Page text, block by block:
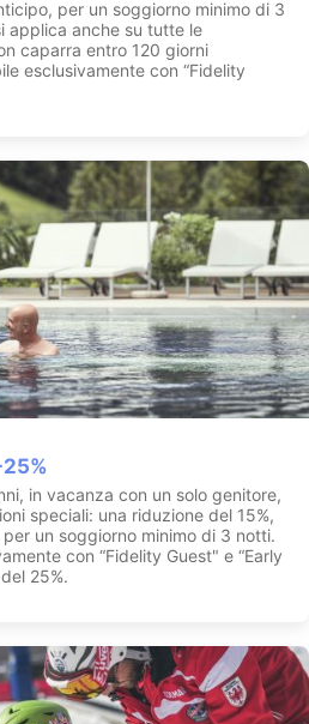
per un soggiorno minimo di 3
applica anche su tutte le
caparra entro 120 giorni
esclusivamente con “Fidelity
in vacanza con un solo genitore,
speciali: una riduzione del 15%,
un soggiorno minimo di 3 notti.
con “Fidelity Guest" e “Early
25%.